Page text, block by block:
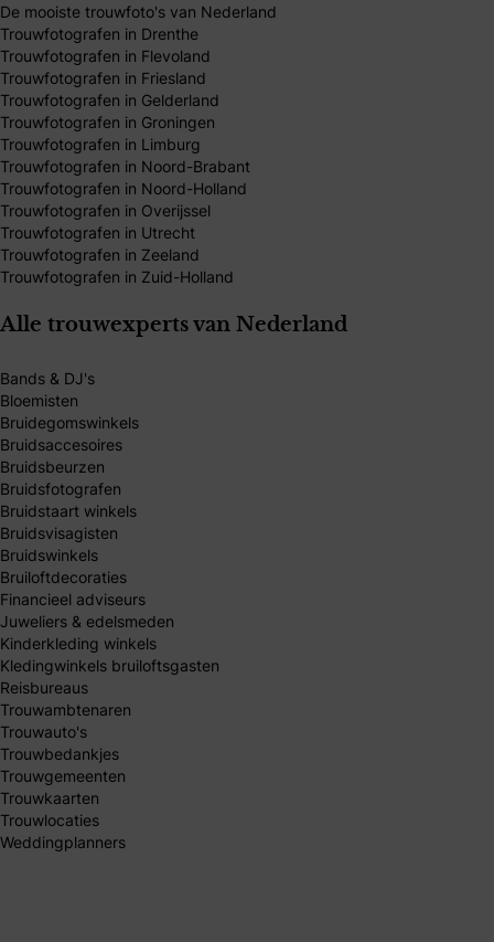
De mooiste trouwfoto's van Nederland
Trouwfotografen in Drenthe
Trouwfotografen in Flevoland
Trouwfotografen in Friesland
Trouwfotografen in Gelderland
Trouwfotografen in Groningen
Trouwfotografen in Limburg
Trouwfotografen in Noord-Brabant
Trouwfotografen in Noord-Holland
Trouwfotografen in Overijssel
Trouwfotografen in Utrecht
Trouwfotografen in Zeeland
Trouwfotografen in Zuid-Holland
Alle trouwexperts van Nederland
Bands & DJ's
Bloemisten
Bruidegomswinkels
Bruidsaccesoires
Bruidsbeurzen
Bruidsfotografen
Bruidstaart winkels
Bruidsvisagisten
Bruidswinkels
Bruiloftdecoraties
Financieel adviseurs
Juweliers & edelsmeden
Kinderkleding winkels
Kledingwinkels bruiloftsgasten
Reisbureaus
Trouwambtenaren
Trouwauto's
Trouwbedankjes
Trouwgemeenten
Trouwkaarten
Trouwlocaties
Weddingplanners